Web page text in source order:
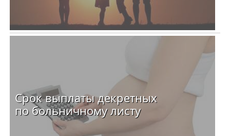
Срок выплаты декретных
по больничному листу